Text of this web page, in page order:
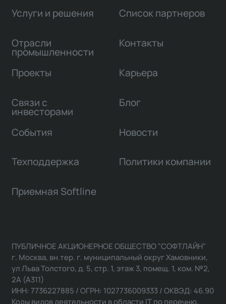
Услуги и решения
Отрасли
промышленности
Проекты
Связи с
инвесторами
Список партнеров
Контакты
Карьера
Блог
События Новости
Техподдержка Политики компании
Приемная Softline
ПУБЛИЧНОЕ АКЦИОНЕРНОЕ ОБЩЕСТВО "СОФТЛАЙН"
г. Москва, вн.тер. г. муниципальный округ Хамовники,
ул Льва Толстого, д. 5, стр. 1, этаж 3, помещ. 1, ком. №2,
2А (А311)
ИНН: 7736227885 / ОГРН: 1027736009333 / ОКВЭД: 46.90
Коды видов деятельности в области IT по перечню,